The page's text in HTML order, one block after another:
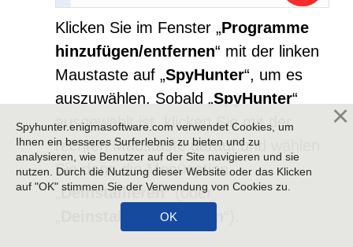
Klicken Sie im Fenster „Programme
hinzufügen/entfernen“ mit der linken
Maustaste auf „SpyHunter“, um es
auszuwählen. Sobald „SpyHunter“
ausgewählt ist, klicken Sie mit der
rechten Maustaste darauf und wählen
Sie dann die Menüoption
Deinstallieren“ (oder
Deinstallieren/Ändern
Spyhunter.enigmasoftware.com verwendet Cookies, um
Ihnen ein besseres Surferlebnis zu bieten und zu
analysieren, wie Benutzer auf der Site navigieren und sie
nutzen. Durch die Nutzung dieser Website oder das Klicken
auf "OK" stimmen Sie der Verwendung von Cookies zu.